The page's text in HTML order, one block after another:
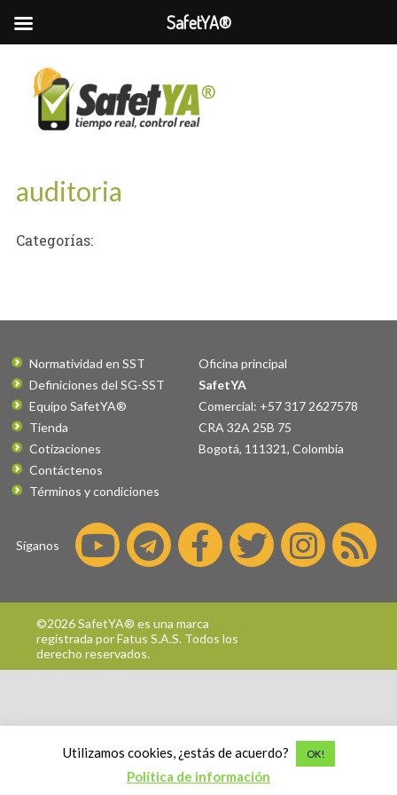
auditoria
Categorías:
Normatividad en SST
Definiciones del SG-SST
Equipo SafetYA®
Tienda
Cotizaciones
Contáctenos
Términos y condiciones
Oficina principal
SafetYA
Comercial: +57 317 2627578
CRA 32A 25B 75
Bogotá, 111321, Colombia
Síganos
©2026 SafetYA® es una marca
registrada porFatus S.A.S. Todos los
derecho reservados.
Utilizamos cookies, ¿estás de acuerdo? OK!
Política de información
SafetYA®